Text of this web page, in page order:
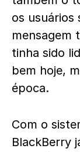
os usuários
mensagem
tinha sido
bem hoje,
época.
Com o
BlackBerry